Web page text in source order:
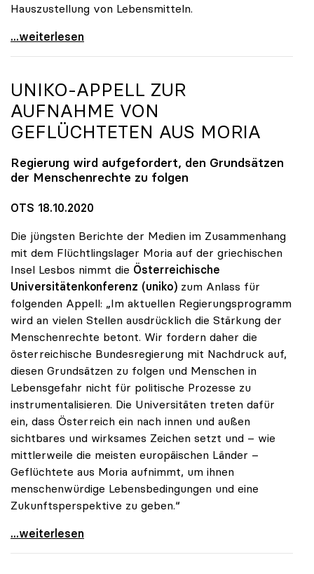
Hauszustellung von Lebensmitteln.
Online-Kampagne „UNInteressant?“ legt Fokus auf
...weiterlesen
UNIKO-APPELL ZUR
AUFNAHME VON
GEFLÜCHTETEN AUS MORIA
Regierung wird aufgefordert, den Grundsätzen
der Menschenrechte zu folgen
OTS 18.10.2020
Die jüngsten Berichte der Medien im Zusammenhang
mit dem Flüchtlingslager Moria auf der griechischen
Insel Lesbos nimmt die Österreichische
Universitätenkonferenz (uniko) zum Anlass für
folgenden Appell: „Im aktuellen Regierungsprogramm
wird an vielen Stellen ausdrücklich die Stärkung der
Menschenrechte betont. Wir fordern daher die
österreichische Bundesregierung mit Nachdruck auf,
diesen Grundsätzen zu folgen und Menschen in
Lebensgefahr nicht für politische Prozesse zu
instrumentalisieren. Die Universitäten treten dafür
ein, dass Österreich ein nach innen und außen
sichtbares und wirksames Zeichen setzt und – wie
mittlerweile die meisten europäischen Länder –
Geflüchtete aus Moria aufnimmt, um ihnen
menschenwürdige Lebensbedingungen und eine
Zukunftsperspektive zu geben.“
uniko-Appell zur Aufnahme von Geflüchteten aus
...weiterlesen